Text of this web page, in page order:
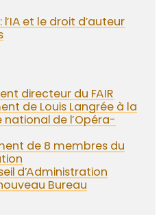
l’IA et le droit d’auteur
directeur du FAIR
de Louis Langrée à la
de l’Opéra-
de 8 membres du
d’Administration
Bureau